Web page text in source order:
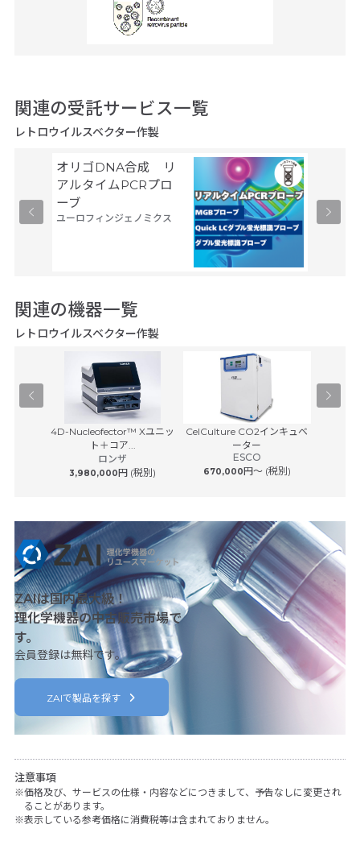
関連の受託サービス一覧
レトロウイルスベクター作製
オリゴDNA合成 リ
アルタイムPCRプロ
ーブ
ユーロフィンジェノミクス
関連の機器一覧
レトロウイルスベクター作製
4D-Nucleofector™ Xユニッ
ト＋コア...
ロンザ
3,980,000円 (税別)
CelCulture CO2インキュベ
ーター
ESCO
670,000円〜 (税別)
ZAIは国内最大級！
理化学機器の中古販売市場で
す。
会員登録は無料です。
ZAIで製品を探す
注意事項
価格及び、サービスの仕様・内容などにつきまして、予告なしに変更され
ることがあります。
表示している参考価格に消費税等は含まれておりません。